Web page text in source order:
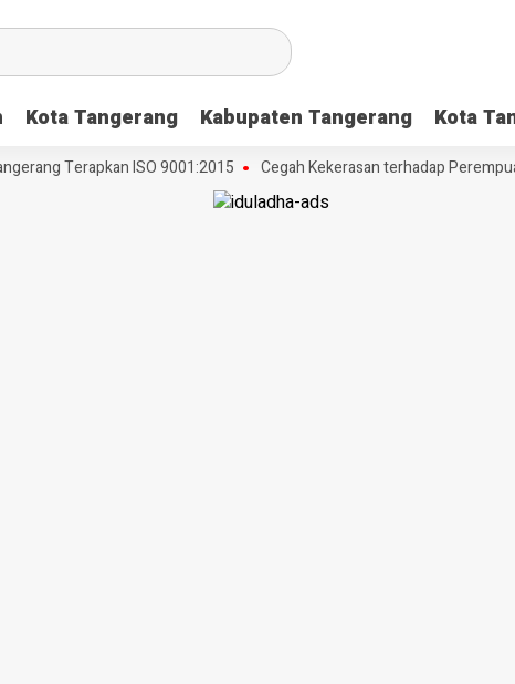
Kota Tangerang Kabupaten Tangerang Kota
Terapkan ISO 9001:2015 Cegah Kekerasan terhadap